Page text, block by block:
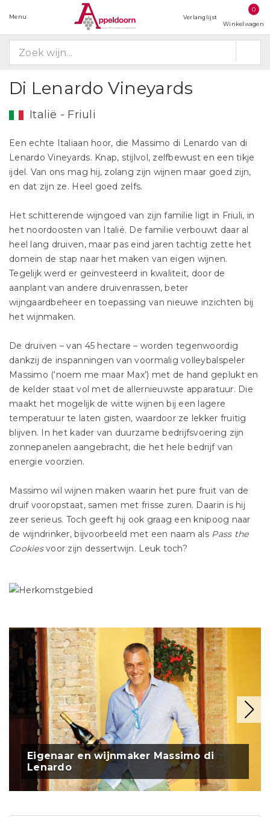
Menu Verlanglijst
0
Winkelwagen
Di Lenardo Vineyards
Italië - Friuli
Een echte Italiaan hoor, die Massimo di Lenardo van di
Lenardo Vineyards. Knap, stijlvol, zelfbewust en een tikje
ijdel. Van ons mag hij, zolang zijn wijnen maar goed zijn,
en dat zijn ze. Heel goed zelfs.
Het schitterende wijngoed van zijn familie ligt in Friuli, in
het noordoosten van Italië. De familie verbouwt daar al
heel lang druiven, maar pas eind jaren tachtig zette het
domein de stap naar het maken van eigen wijnen.
Tegelijk werd er geïnvesteerd in kwaliteit, door de
aanplant van andere druivenrassen, beter
wijngaardbeheer en toepassing van nieuwe inzichten bij
het wijnmaken.
De druiven – van 45 hectare – worden tegenwoordig
dankzij de inspanningen van voormalig volleybalspeler
Massimo (‘noem me maar Max’) met de hand geplukt en
de kelder staat vol met de allernieuwste apparatuur. Die
maakt het mogelijk de witte wijnen bij een lagere
temperatuur te laten gisten, waardoor ze lekker fruitig
blijven. In het kader van duurzame bedrijfsvoering zijn
zonnepanelen aangebracht, die het hele bedrijf van
energie voorzien.
Massimo wil wijnen maken waarin het pure fruit van de
druif vooropstaat, samen met frisse zuren. Daarin is hij
zeer serieus. Toch geeft hij ook graag een knipoog naar
de wijndrinker, bijvoorbeeld met een naam als Pass the
Cookiesvoor zijn dessertwijn. Leuk toch?
Eigenaar en wijnmaker Massimo di
Lenardo